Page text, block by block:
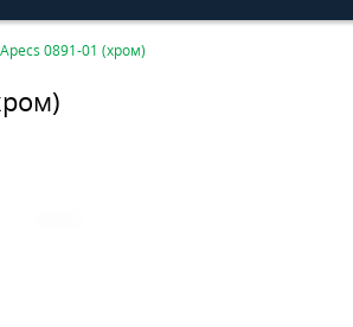
0891-01 (хром)